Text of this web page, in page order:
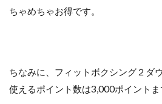
ちゃめちゃお得です。
ちなみに、フィットボクシング２ダ
使えるポイント数は3,000ポイントま